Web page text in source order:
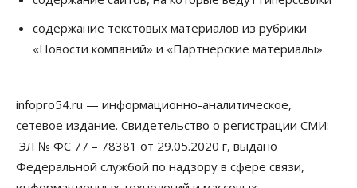
06 Августа 2026, 12:00
Телекоммуникации
В 16 населённых пунктах Мошковского района
Бизнес Право&Порядок
Злоумышленники опять атакуют
новосибирские компании через электронную
почту
06 Августа 2026, 11:00
содержание текстовых материалов из рубрики
«Новости компаний» и «Партнерские материалы»
infopro54.ru — информационно-аналитическое,
сетевое издание. Свидетельство о регистрации СМИ:
ЭЛ № ФС 77 – 78381 от 29.05.2020 г, выдано
Федеральной службой по надзору в сфере связи,